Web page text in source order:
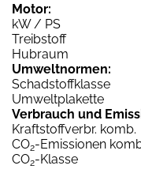
Motor:
kW / PS
Treibstoff
Hubraum
Umweltnormen:
Schadstoffklasse
Umweltplakette
Verbrauch und
Kraftstoffverbr. komb.
CO2-Emissionen
CO2-Klasse